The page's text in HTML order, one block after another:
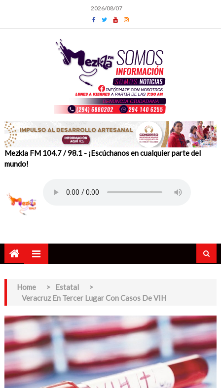
content
2026/08/07
Mezkla FM 104.7 / 98.1 - ¡Escúchanos en cualquier parte del
mundo!
Home > Estatal
>
Veracruz En Tercer Lugar Con Casos De VIH